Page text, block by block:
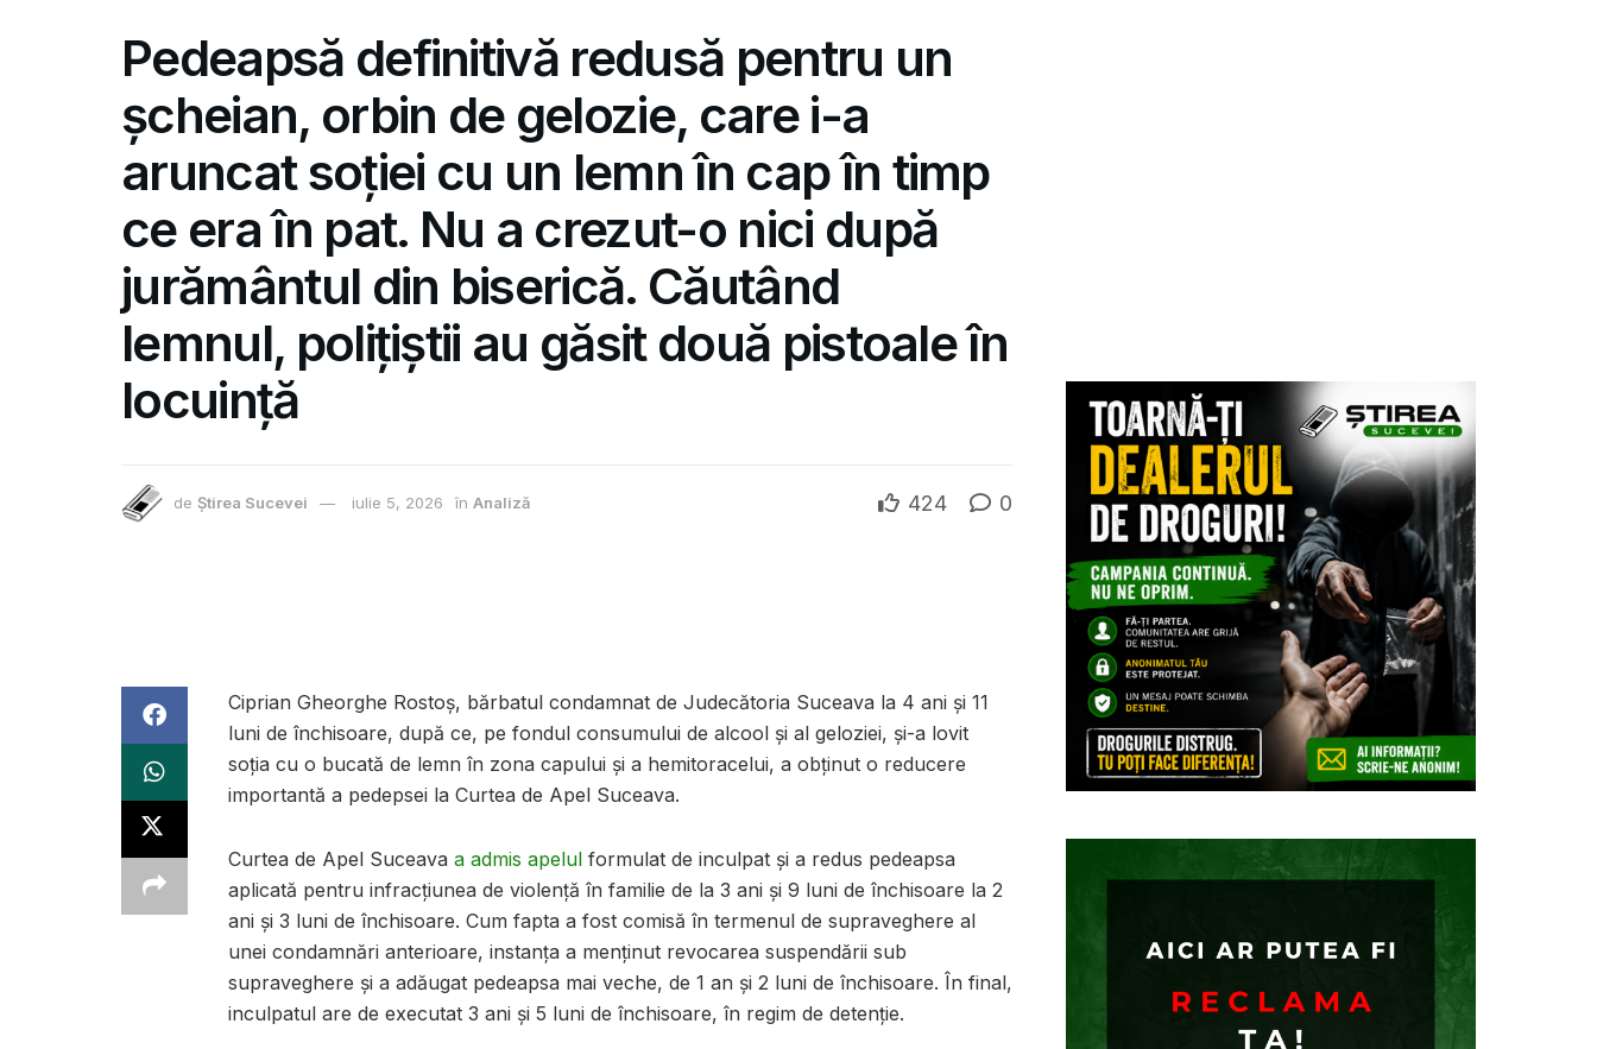
Pedeapsă definitivă redusă pentru un
șcheian, orbin de gelozie, care i-a
aruncat soției cu un lemn în cap în timp
ce era în pat. Nu a crezut-o nici după
jurământul din biserică. Căutând
lemnul, polițiștii au găsit două pistoale în
locuință
de Știrea Sucevei iulie 5, 2026 în Analiză 424 0
Ciprian Gheorghe Rostoș, bărbatul condamnat de Judecătoria Suceava la 4 ani și 11
luni de închisoare, după ce, pe fondul consumului de alcool și al geloziei, și-a lovit
soția cu o bucată de lemn în zona capului și a hemitoracelui, a obținut o reducere
importantă a pedepsei la Curtea de Apel Suceava.
Curtea de Apel Suceava a admis apelul formulat de inculpat și a redus pedeapsa
aplicată pentru infracțiunea de violență în familie de la 3 ani și 9 luni de închisoare la 2
ani și 3 luni de închisoare. Cum fapta a fost comisă în termenul de supraveghere al
unei condamnări anterioare, instanța a menținut revocarea suspendării sub
supraveghere și a adăugat pedeapsa mai veche, de 1 an și 2 luni de închisoare. În final,
inculpatul are de executat 3 ani și 5 luni de închisoare, în regim de detenție.